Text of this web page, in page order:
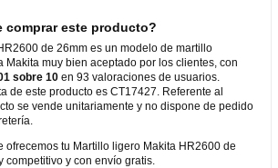
comprar este producto?
de 26mm es un modelo de martillo
Makita muy bien aceptado por los clientes, con
sobre 10 en 93 valoraciones de usuarios.
de este producto es CT17427. Referente al
se vende unitariamente y no dispone de pedido
ofrecemos tu Martillo ligero Makita HR2600 de
competitivo y con envío gratis.